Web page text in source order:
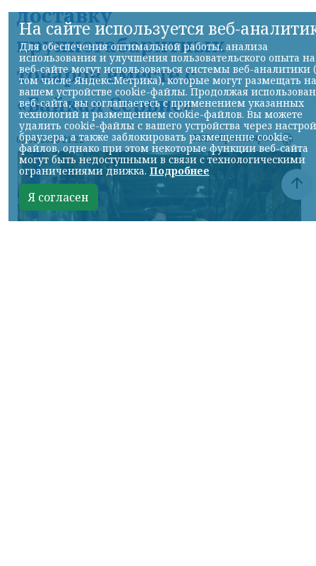
доставку
крупногабаритных
товаров вместе с
«Байкал Сервис»
06.08.2026 21:22 НИА-Красноярск
На сайте используется веб-
Для обеспечения оптимальной работы, анализа
использования и улучшения пользовательского опыта на
веб-сайте могут использоваться системы веб-аналитики
том числе Яндекс.Метрика), которые могут размещать на
вашем устройстве cookie-файлы. Продолжая
веб-сайта, вы соглашаетесь с применением указанных
технологий и размещением cookie-файлов. Вы можете
удалить cookie-файлы с вашего устройства через
браузера, а также заблокировать размещение cookie-
файлов, однако при этом некоторые функции веб-сайта
могут быть недоступными в связи с технологическими
ограничениями движка. Подробнее
Я согласен